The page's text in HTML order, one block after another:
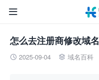

怎么去注册商修改域名
 2025-09-04  域名百科